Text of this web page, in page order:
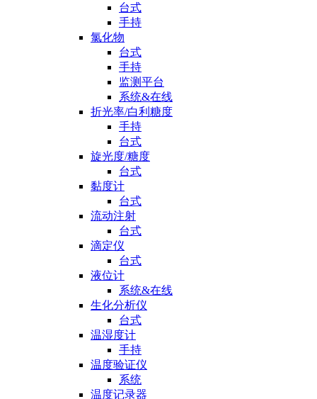
台式
手持
氯化物
台式
手持
监测平台
系统&在线
折光率/白利糖度
手持
台式
旋光度/糖度
台式
黏度计
台式
流动注射
台式
滴定仪
台式
液位计
系统&在线
生化分析仪
台式
温湿度计
手持
温度验证仪
系统
温度记录器